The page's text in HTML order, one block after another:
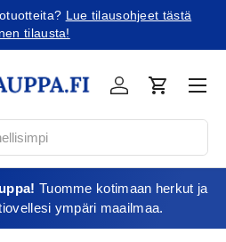
Lue tilausohjeet tästä
tilausta!
KirjauduOstoskori
Tuomme kotimaan herkut ja
ympäri maailmaa.